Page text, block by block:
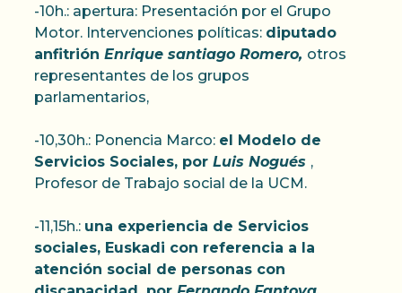
-10h.: apertura: Presentación por el Grupo
Motor. Intervenciones políticas: diputado
anfitrión Enrique santiago Romero, otros
representantes de los grupos
parlamentarios,
-10,30h.: Ponencia Marco: el Modelo de
Servicios Sociales, por Luis Nogués ,
Profesor de Trabajo social de la UCM.
-11,15h.: una experiencia de Servicios
sociales, Euskadi con referencia a la
atención social de personas con